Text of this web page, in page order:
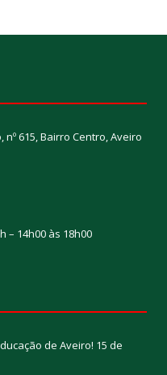
615, Bairro Centro, Aveiro
– 14h00 às 18h00
de Aveiro! 15 de